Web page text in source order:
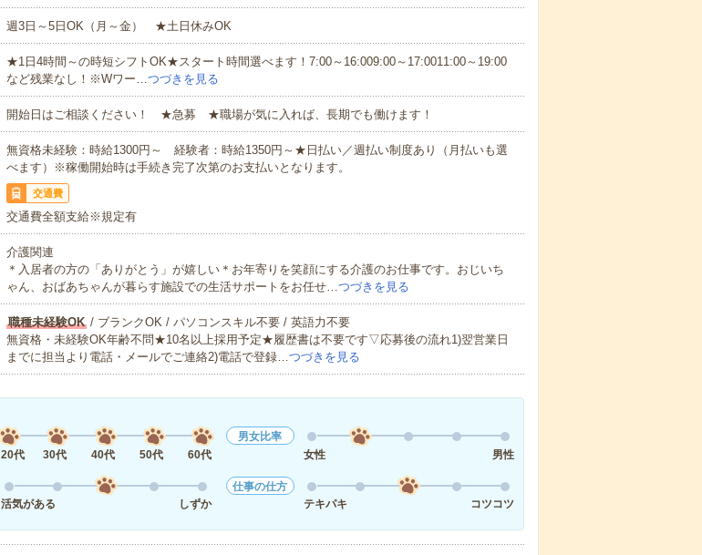
週3日～5日OK（月～金） ★土日休みOK
★1日4時間～の時短シフトOK★スタート時間選べます！7:00～16:009:00～17:0011:00～19:00
など残業なし！※Wワー…つづきを見る
開始日はご相談ください！ ★急募 ★職場が気に入れば、長期でも働けます！
無資格未経験：時給1300円～ 経験者：時給1350円～★日払い／週払い制度あり（月払いも選
べます）※稼働開始時は手続き完了次第のお支払いとなります。
交通費
交通費全額支給※規定有
介護関連
＊入居者の方の「ありがとう」が嬉しい＊お年寄りを笑顔にする介護のお仕事です。おじいち
ゃん、おばあちゃんが暮らす施設での生活サポートをお任せ…つづきを見る
職種未経験OK/ ブランクOK / パソコンスキル不要 / 英語力不要
無資格・未経験OK年齢不問★10名以上採用予定★履歴書は不要です▽応募後の流れ1)翌営業日
までに担当より電話・メールでご連絡2)電話で登録…つづきを見る
20代
30代 40代 50代 60代
男女比率
女性
男性
活気がある
しずか
仕事の仕方
テキパキ
コツコツ